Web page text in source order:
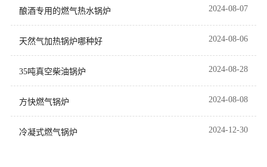
提高了燃料的燃烧效率。此
同时减少污染物的排放量，达
到节能与环保的双重目标。全
自动运行模式的采用，更是为
酿酒专用的燃气热水锅炉 2024-08-07
天然气加热锅炉哪种好 2024-08-06
35吨真空柴油锅炉 2024-08-28
方快燃气锅炉 2024-08-08
冷凝式燃气锅炉 2024-12-30